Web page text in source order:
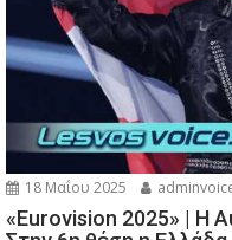
18 Μαΐου 2025
«Eurovision 2025» | Η